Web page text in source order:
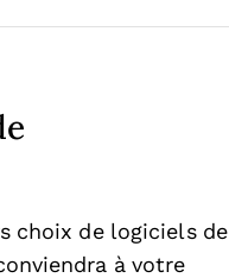
choix de logiciels de
à votre